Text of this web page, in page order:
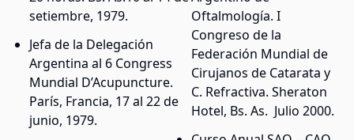
setiembre, 1979.
Jefa de la Delegación
Argentina al 6 Congress
Mundial D’Acupuncture.
París, Francia, 17 al 22 de
junio, 1979.
Oftalmología. I
Congreso de la
Federación Mundial de
Cirujanos de Catarata y
C. Refractiva. Sheraton
Hotel, Bs. As. Julio 2000.